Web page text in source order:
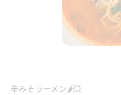
辛みそラーメン🌶️💥⁡